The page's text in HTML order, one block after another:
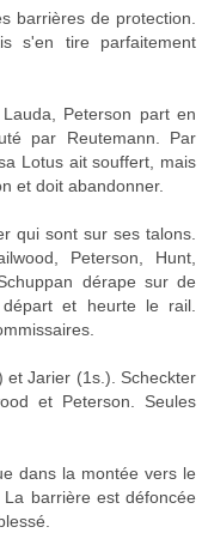
barrières de protection.
s'en tire parfaitement
Peterson part en
par Reutemann. Par
Lotus ait souffert, mais
et doit abandonner.
qui sont sur ses talons.
Peterson, Hunt,
dérape sur de
et heurte le rail.
et Jarier (1s.). Scheckter
et Peterson. Seules
dans la montée vers le
barrière est défoncée